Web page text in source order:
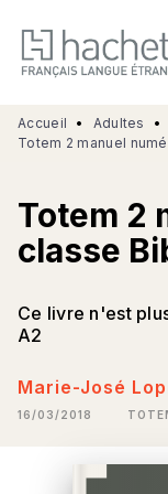
MENU
PIED DE PAGE
Accueil • Adultes
•
Totem 2 manuel
Totem 2
classe
Ce livre n'est
A2
Marie-José
16/03/2018